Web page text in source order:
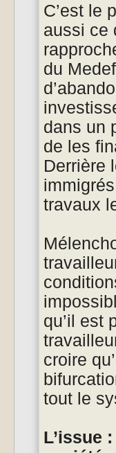
C’est le
aussi ce
du
dans un
de les
Derrière
travaux
qu’il est
croire
tout le
L’issue